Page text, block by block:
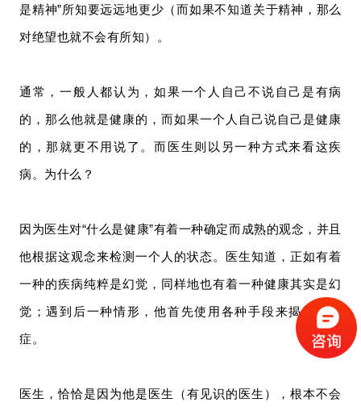
是精神”所知要远远地更少（而如果不知道关于精神，那么
对绝望也就不会有所知）。
通常，一般人都认为，如果一个人自己不说自己是有病
的，那么他就是健康的，而如果一个人自己说自己是健康
的，那就更不用说了。而医生则以另一种方式来看这疾
病。为什么？
因为医生对“什么是健康”有着一种确定而成熟的观念，并且
他根据这观念来检测一个人的状态。医生知道，正如有着
一种的疾病纯粹是幻觉，同样地也有着一种健康其实是幻
觉；遇到后一种情形，他首先使用各种手段来揭示出病
症。
医生，恰恰是因为他是医生（有见识的医生），根本不会